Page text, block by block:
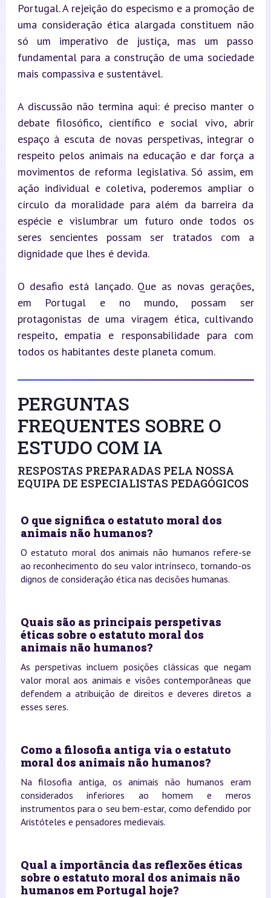
Portugal. A rejeição do especismo e a promoção de
uma consideração ética alargada constituem não
só um imperativo de justiça, mas um passo
fundamental para a construção de uma sociedade
mais compassiva e sustentável.
A discussão não termina aqui: é preciso manter o
debate filosófico, científico e social vivo, abrir
espaço à escuta de novas perspetivas, integrar o
respeito pelos animais na educação e dar força a
movimentos de reforma legislativa. Só assim, em
ação individual e coletiva, poderemos ampliar o
círculo da moralidade para além da barreira da
espécie e vislumbrar um futuro onde todos os
seres sencientes possam ser tratados com a
dignidade que lhes é devida.
O desafio está lançado. Que as novas gerações,
em Portugal e no mundo, possam ser
protagonistas de uma viragem ética, cultivando
respeito, empatia e responsabilidade para com
todos os habitantes deste planeta comum.
PERGUNTAS
FREQUENTES SOBRE O
ESTUDO COM IA
RESPOSTAS PREPARADAS PELA NOSSA
EQUIPA DE ESPECIALISTAS PEDAGÓGICOS
O que significa o estatuto moral dos
animais não humanos?
O estatuto moral dos animais não humanos refere-se
ao reconhecimento do seu valor intrínseco, tornando-os
dignos de consideração ética nas decisões humanas.
Quais são as principais perspetivas
éticas sobre o estatuto moral dos
animais não humanos?
As perspetivas incluem posições clássicas que negam
valor moral aos animais e visões contemporâneas que
defendem a atribuição de direitos e deveres diretos a
esses seres.
Como a filosofia antiga via o estatuto
moral dos animais não humanos?
Na filosofia antiga, os animais não humanos eram
considerados inferiores ao homem e meros
instrumentos para o seu bem-estar, como defendido por
Aristóteles e pensadores medievais.
Qual a importância das reflexões éticas
sobre o estatuto moral dos animais não
humanos em Portugal hoje?